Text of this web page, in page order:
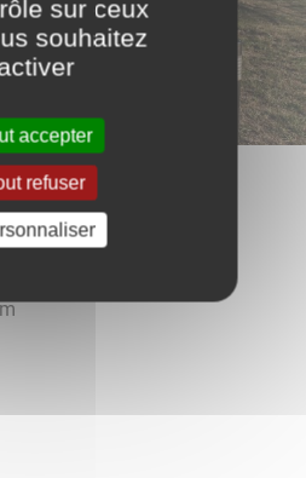
sur ceux
souhaitez
accepter
refuser